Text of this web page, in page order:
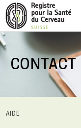
Aller
au
contenu
CONTACT
PRINCIPALE
AIDE